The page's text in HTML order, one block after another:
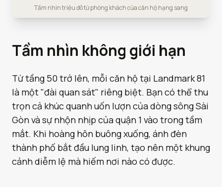
Tầm nhìn triệu đô từ phòng khách của căn hộ hạng sang
Tầm nhìn không giới hạn
Từ tầng 50 trở lên, mỗi căn hộ tại Landmark 81
là một "đài quan sát" riêng biệt. Bạn có thể thu
trọn cả khúc quanh uốn lượn của dòng sông Sài
Gòn và sự nhộn nhịp của quận 1 vào trong tầm
mắt. Khi hoàng hôn buông xuống, ánh đèn
thành phố bắt đầu lung linh, tạo nên một khung
cảnh diễm lệ mà hiếm nơi nào có được.